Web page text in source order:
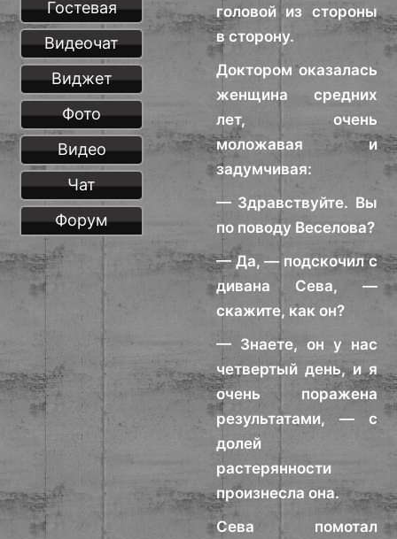
головой из стороны
в сторону.
Доктором оказалась
женщина средних
лет, очень
моложавая и
задумчивая:
— Здравствуйте. Вы
по поводу Веселова?
— Да, — подскочил с
дивана Сева, —
скажите, как он?
— Знаете, он у нас
четвертый день, и я
очень поражена
результатами, — с
долей
растерянности
произнесла она.
Сева помотал
Гостевая
Видеочат
Виджет
Фото
Видео
Чат
Форум